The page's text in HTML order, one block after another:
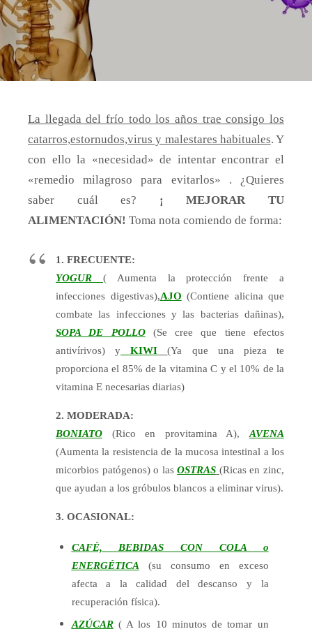
La llegada del frío todo los años trae consigo los
catarros,estornudos,virus y malestares habituales. Y
con ello la «necesidad» de intentar encontrar el
«remedio milagroso para evitarlos» . ¿Quieres
saber cuál es? ¡ MEJORAR TU
ALIMENTACIÓN! Toma nota comiendo de forma:
1. FRECUENTE:
YOGUR ( Aumenta la protección frente a
infecciones digestivas),AJO (Contiene alicina que
combate las infecciones y las bacterias dañinas),
SOPA DE POLLO(Se cree que tiene efectos
antivírivos) y KIWI
(Ya que una pieza te
proporciona el 85% de la vitamina C y el 10% de la
vitamina E necesarias diarias)
2. MODERADA:
BONIATO (Rico en provitamina A), AVENA
(Aumenta la resistencia de la mucosa intestinal a los
micorbios patógenos) o lasOSTRAS (Ricas en zinc,
que ayudan a los gróbulos blancos a eliminar virus).
3. OCASIONAL:
CAFÉ, BEBIDAS CON COLA o
ENERGÉTICA (su consumo en exceso
afecta a la calidad del descanso y la
recuperación física).
AZÚCAR( A los 10 minutos de tomar un